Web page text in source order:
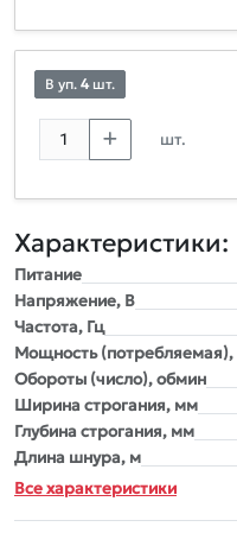
В уп. 4шт.
шт.
Характеристики:
Питание
Напряжение, В
Частота, Гц
Мощность (потребляемая),
Обороты (число), обмин
Ширина строгания, мм
Глубина строгания, мм
Длина шнура, м
Все характеристики